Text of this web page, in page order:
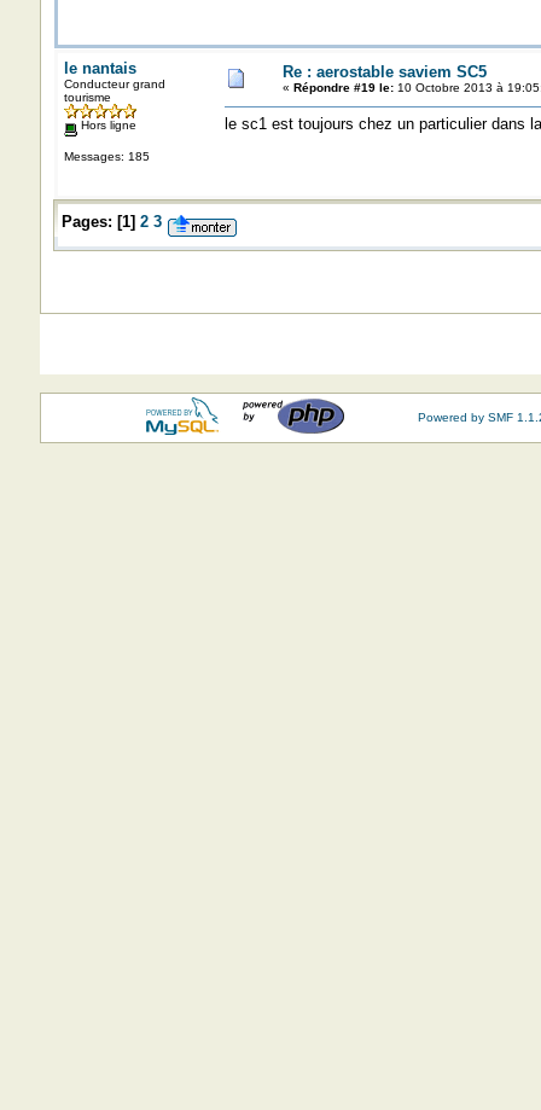
le nantais
Conducteur grand
tourisme
Hors ligne
Messages: 185
Re : aerostable saviem SC5
« Répondre #19 le:10 Octobre 2013 à
le sc1 est toujours chez un particulier dans
Pages: [1] 2 3
Powered by SMF